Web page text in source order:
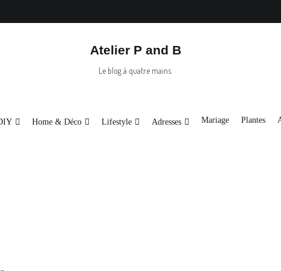
Atelier P and B
Le blog à quatre mains.
Home & Déco Lifestyle Adresses Mariage Plantes